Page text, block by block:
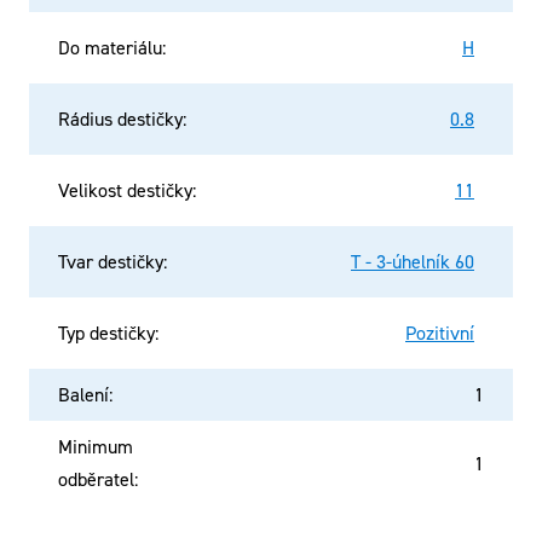
Do materiálu: H
Rádius destičky: 0.8
Velikost destičky: 11
Tvar destičky: T - 3-úhelník 60
Typ destičky: Pozitivní
Balení: 1
Minimum
odběratel:
1